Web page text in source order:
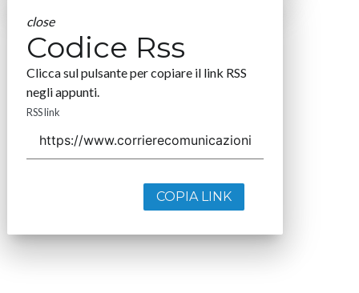
close
Codice Rss
Clicca sul pulsante per copiare il link RSS
negli appunti.
RSS link
COPIA LINK